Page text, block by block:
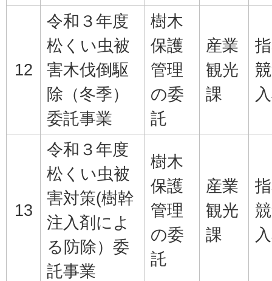
12
令和３年度
松くい虫被
害木伐倒駆
除（冬季）
委託事業
樹木
保護
管理
の委
託
産業
観光
課
13
令和３年度
松くい虫被
害対策(樹幹
注入剤によ
る防除）委
託事業
樹木
保護
管理
の委
託
産業
観光
課